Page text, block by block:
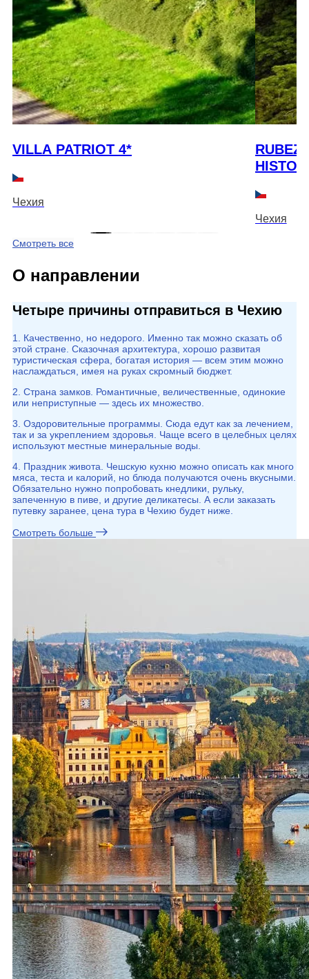
VILLA PATRIOT 4*
Чехия
Чехия
Смотреть все
О направлении
Четыре причины отправиться в Чехию
1. Качественно, но недорого. Именно так можно сказать об
этой стране. Сказочная архитектура, хорошо развитая
туристическая сфера, богатая история — всем этим можно
наслаждаться, имея на руках скромный бюджет.
2. Страна замков. Романтичные, величественные, одинокие
или неприступные — здесь их множество.
3. Оздоровительные программы. Сюда едут как за лечением,
так и за укреплением здоровья. Чаще всего в целебных целях
используют местные минеральные воды.
4. Праздник живота. Чешскую кухню можно описать как много
мяса, теста и калорий, но блюда получаются очень вкусными.
Обязательно нужно попробовать кнедлики, рульку,
запеченную в пиве, и другие деликатесы. А если заказать
путевку заранее, цена тура в Чехию будет ниже.
Смотреть больше